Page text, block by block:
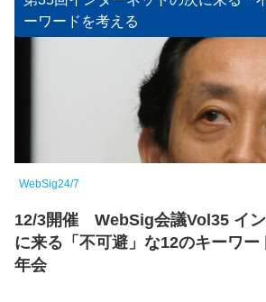
ーワードを考える
WebSig24/7
12/3開催 WebSig会議Vol35 イ
に来る「不可避」な12のキーワー
年会